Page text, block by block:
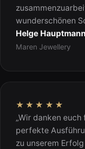
wunderschönen
Helge Hauptmann
Maren Jewellery
★★★★★
„Wir danken
perfekte
zu unserem